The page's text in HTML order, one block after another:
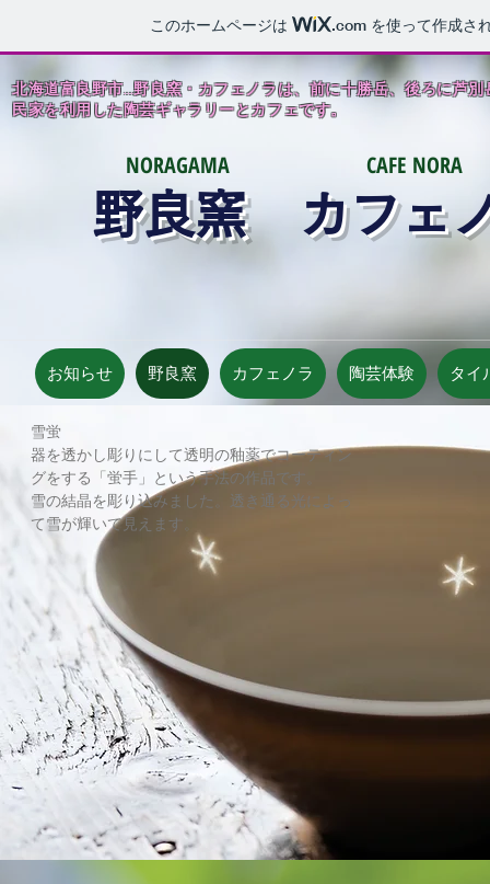
このホームページは .comを使って作成さ
北海道富良野市…野良窯・カフェノラは、前に十勝岳、後ろに芦別
民家を利用した陶芸ギャラリーとカフェです。
野良窯 カフェ
NORAGAMA CAFE NORA
お知らせ 野良窯 カフェノラ 陶芸体験 タイ
​雪蛍
器を透かし彫りにして透明の釉薬でコーティン
グをする「蛍手」という手法の作品です。
雪の結晶を彫り込みました。透き通る光によっ
て雪が輝いて見えます。